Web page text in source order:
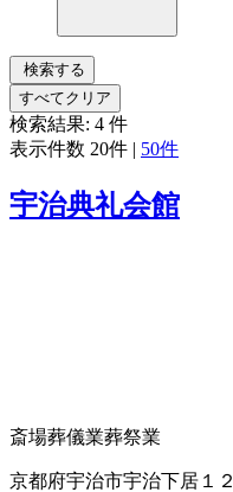
検索する
すべてクリア
検索結果: 4 件
表示件数 20件 | 50件
宇治典礼会館
斎場葬儀業葬祭業
京都府宇治市宇治下居１２